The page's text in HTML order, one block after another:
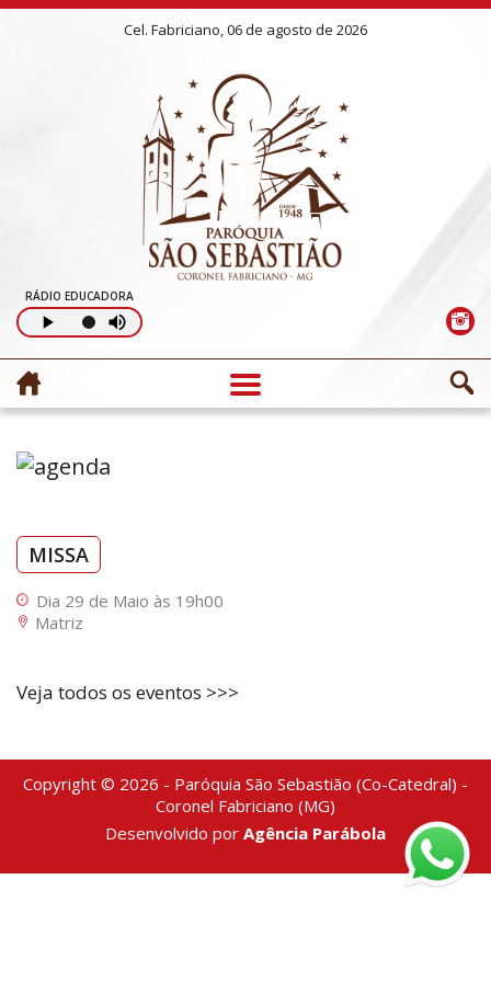
Cel. Fabriciano, 06 de agosto de 2026
RÁDIO EDUCADORA
MISSA
Dia 29 de Maio às 19h00
Matriz
Veja todos os eventos >>>
Copyright © 2026 - Paróquia São Sebastião (Co-Catedral) -
Coronel Fabriciano (MG)
Desenvolvido por Agência Parábola